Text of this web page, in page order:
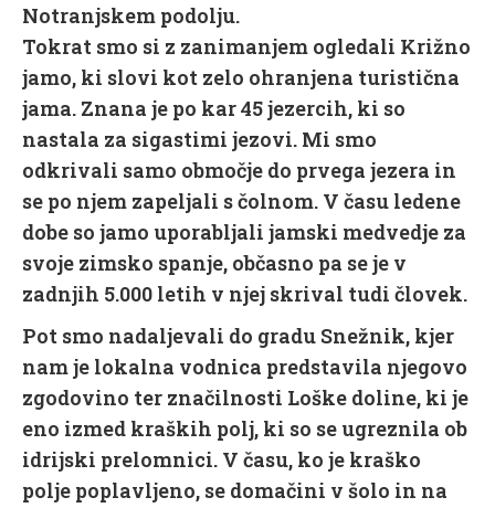
Notranjskem podolju.
Tokrat smo si z zanimanjem ogledali Križno
jamo, ki slovi kot zelo ohranjena turistična
jama. Znana je po kar 45 jezercih, ki so
nastala za sigastimi jezovi. Mi smo
odkrivali samo območje do prvega jezera in
se po njem zapeljali s čolnom. V času ledene
dobe so jamo uporabljali jamski medvedje za
svoje zimsko spanje, občasno pa se je v
zadnjih 5.000 letih v njej skrival tudi človek.
Pot smo nadaljevali do gradu Snežnik, kjer
nam je lokalna vodnica predstavila njegovo
zgodovino ter značilnosti Loške doline, ki je
eno izmed kraških polj, ki so se ugreznila ob
idrijski prelomnici. V času, ko je kraško
polje poplavljeno, se domačini v šolo in na